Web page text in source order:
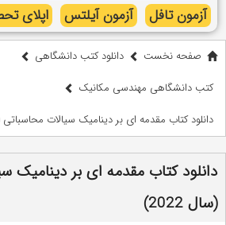
آزمون تافل
آزمون آیلتس اپلای
صفحه نخست
دانلود کتب دانشگاهی
کتب دانشگاهی مهندسی مکانیک
دانلود کتاب مقدمه ای بر دینامیک سیالات محاسباتی
دانلود کتاب مقدمه ای بر دینامیک
(سال 2022)